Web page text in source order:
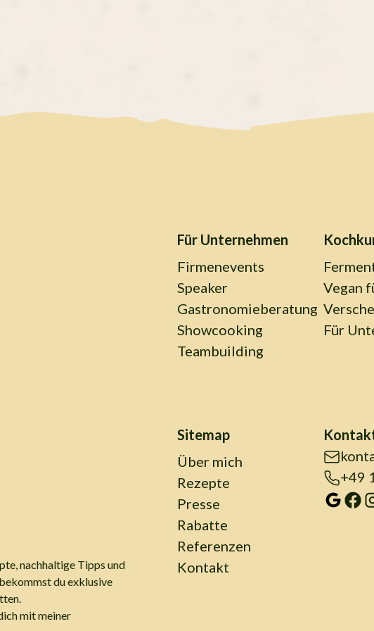
nachhaltige Tipps und
du exklusive
mit meiner
Für Unternehmen
Firmenevents
Speaker
Gastronomieberatung
Showcooking
Teambuilding
Vegan
Für
Sitemap
Über mich
Rezepte
Presse
Rabatte
Referenzen
Kontakt
+49